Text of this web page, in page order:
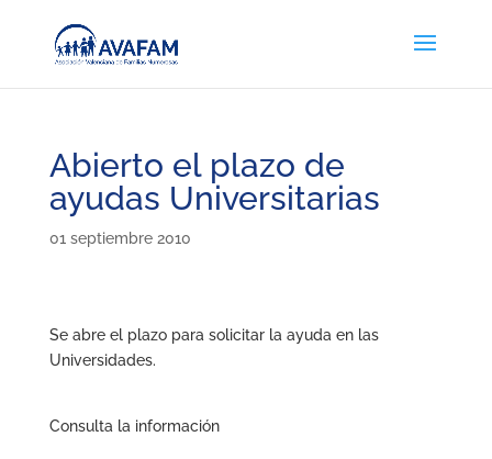
Abierto el plazo de
ayudas Universitarias
01 septiembre 2010
Se abre el plazo para solicitar la ayuda en las
Universidades.
Consulta la información